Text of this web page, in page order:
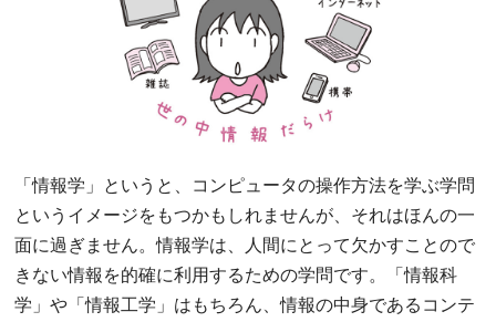
「情報学」というと、コンピュータの操作方法を学ぶ学問
というイメージをもつかもしれませんが、それはほんの一
面に過ぎません。情報学は、人間にとって欠かすことので
きない情報を的確に利用するための学問です。「情報科
学」や「情報工学」はもちろん、情報の中身であるコンテ